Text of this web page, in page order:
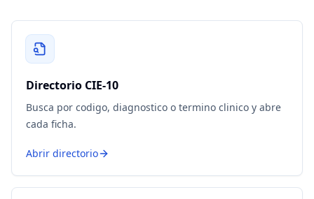
Directorio CIE-10
Busca por codigo, diagnostico o termino clinico y abre
cada ficha.
Abrir directorio